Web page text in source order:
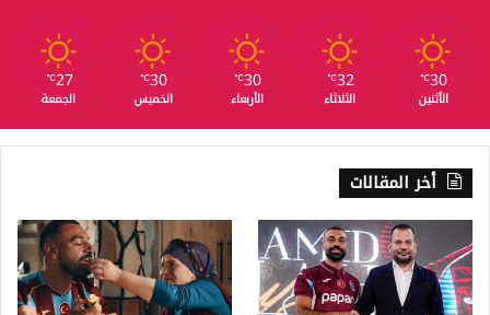
30
℃
الأثنين
32
℃
الثلاثاء
30
℃
الأربعاء
30
℃
الخميس
27
℃
الجمعة
أخر المقالات